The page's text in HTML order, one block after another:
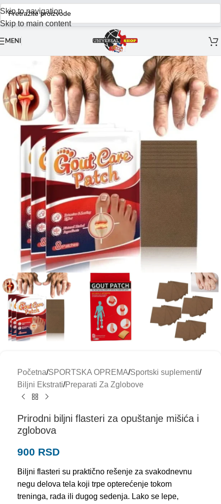
Skip to navigation
Skip to main content
MENI
Početna/SPORTSKA OPREMA/Sportski suplementi/
Biljni Ekstrati/Preparati Za Zglobove
Prirodni biljni flasteri za opuštanje mišića i
zglobova
900 RSD
Biljni flasteri su praktično rešenje za svakodnevnu
negu delova tela koji trpe opterećenje tokom
treninga, rada ili dugog sedenja. Lako se lepe,